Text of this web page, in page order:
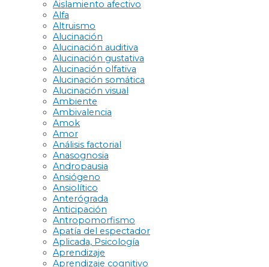
Aislamiento afectivo
Alfa
Altruismo
Alucinación
Alucinación auditiva
Alucinación gustativa
Alucinación olfativa
Alucinación somática
Alucinación visual
Ambiente
Ambivalencia
Amok
Amor
Análisis factorial
Anasognosia
Andropausia
Ansiógeno
Ansiolítico
Anterógrada
Anticipación
Antropomorfismo
Apatía del espectador
Aplicada, Psicología
Aprendizaje
Aprendizaje cognitivo